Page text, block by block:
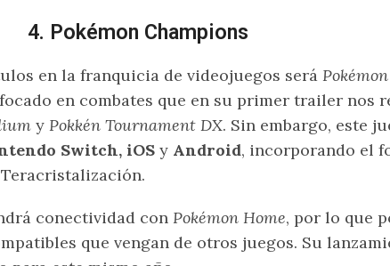
4. Pokémon Champions
en la franquicia de videojuegos será Pokémon
en combates que en su primer trailer nos
y Pokkén Tournament DX. Sin embargo, este
Switch, iOS y Android, incorporando el
conectividad con Pokémon Home, por lo que
que vengan de otros juegos. Su